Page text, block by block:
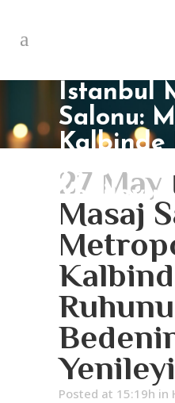
İstanbul
Salonu:
Kalbinde
ve
Yenileyin
27 May
Masaj
Posted at 15:19h in